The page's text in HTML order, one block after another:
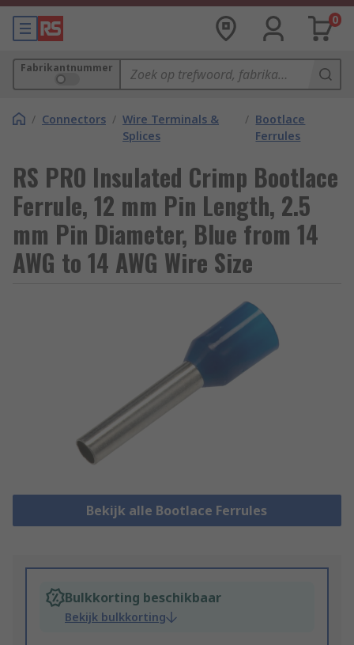
0
Fabrikantnummer
/ Connectors / Wire Terminals &
Splices
/ Bootlace
Ferrules
RS PRO Insulated Crimp Bootlace
Ferrule, 12 mm Pin Length, 2.5
mm Pin Diameter, Blue from 14
AWG to 14 AWG Wire Size
Bekijk alle Bootlace Ferrules
Bulkkorting beschikbaar
Bekijk bulkkorting